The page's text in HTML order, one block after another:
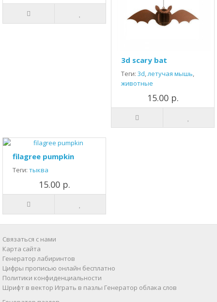
3d scary bat
Теги: 3d,летучая мышь,
животные
15.00 р.
filagree pumpkin
Теги: тыква
15.00 р.
Связаться с нами
Карта сайта
Генератор лабиринтов
Цифры прописью онлайн бесплатно
Политики конфиденциальности
Шрифт в вектор Играть в пазлы Генератор облака слов